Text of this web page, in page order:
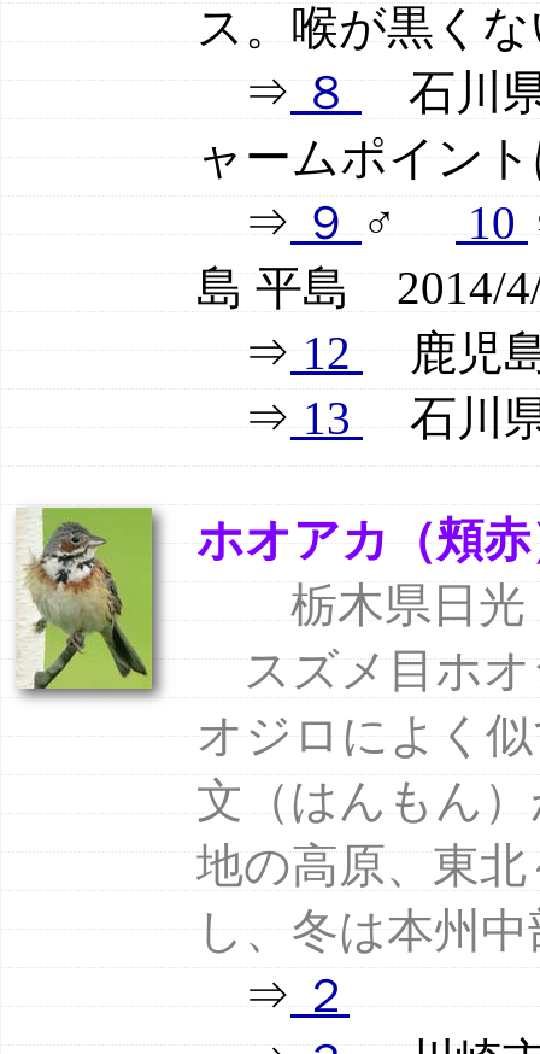
ス。喉が黒く
⇒８石川県
ャームポイン
⇒９♂10
島 平島 2014/
⇒12鹿児島
⇒13石川県
ホオアカ（頬
栃木県日
スズメ目ホオ
オジロによく
文（はんもん
地の高原、東
し、冬は本州
⇒２